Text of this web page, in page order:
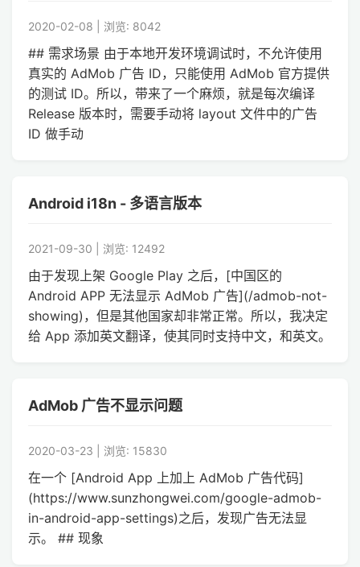
2020-02-08 | 浏览: 8042
## 需求场景 由于本地开发环境调试时，不允许使用
真实的 AdMob 广告 ID，只能使用 AdMob 官方提供
的测试 ID。所以，带来了一个麻烦，就是每次编译
Release 版本时，需要手动将 layout 文件中的广告
ID 做手动
Android i18n - 多语言版本
2021-09-30 | 浏览: 12492
由于发现上架 Google Play 之后，[中国区的
Android APP 无法显示 AdMob 广告](/admob-not-
showing)，但是其他国家却非常正常。所以，我决定
给 App 添加英文翻译，使其同时支持中文，和英文。
AdMob 广告不显示问题
2020-03-23 | 浏览: 15830
在一个 [Android App 上加上 AdMob 广告代码]
(https://www.sunzhongwei.com/google-admob-
in-android-app-settings)之后，发现广告无法显
示。 ## 现象